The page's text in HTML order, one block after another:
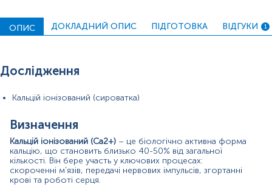
oгормональна регуляція – впливає на роботу
ендокринних залоз;
Гіперкальціємія – це підвищення рівня кальцію в крові.
Симптоми такого стану наступні: спрага, часте
порушення серцевого ритму.
Гіпокальціємія – це зниження рівня кальцію в крові.
Симптомами є: судоми, поколювання в пальцях, м’язові
спазми, ламкість нігтів, підвищена тривожність.
Для чого потрібно здавати аналіз на кальцій
іонізований:
ОПИС ДОКЛАДНИЙ ОПИС ПІДГОТОВКА ВІДГУКИ 1
Дослідження
Кальцій іонізований (сироватка)
Визначення
Кальцій іонізований (Ca2+) – це біологічно активна форма
кальцію, що становить близько 40-50% від загальної
кількості. Він бере участь у ключових процесах:
скороченні м'язів, передачі нервових імпульсів, згортанні
крові та роботі серця.